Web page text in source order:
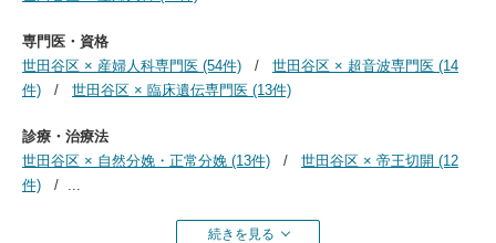
専門医・資格
世田谷区 × 産婦人科専門医 (54件)
世田谷区 × 超音波専門医 (14
件)
世田谷区 × 臨床遺伝専門医 (13件)
診療・治療法
世田谷区 × 自然分娩・正常分娩 (13件)
世田谷区 × 帝王切開 (12
件)
続きを見る